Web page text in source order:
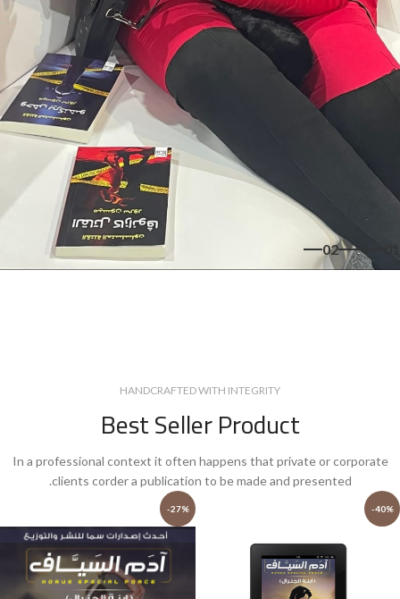
02
HANDCRAFTED WITH INTEGRITY
Best Seller Product
In a professional context it often happens that private or corporate
clients corder a publication to be made and presented.
-40%
-27%